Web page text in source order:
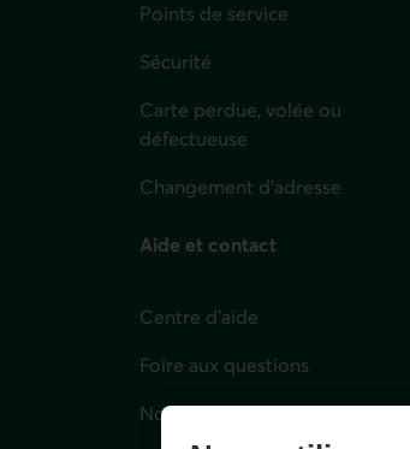
Points de service
Sécurité
Carte perdue, volée ou
défectueuse
Changement d'adresse
Aide et contact
Centre d'aide
Foire aux questions
Nous joindre